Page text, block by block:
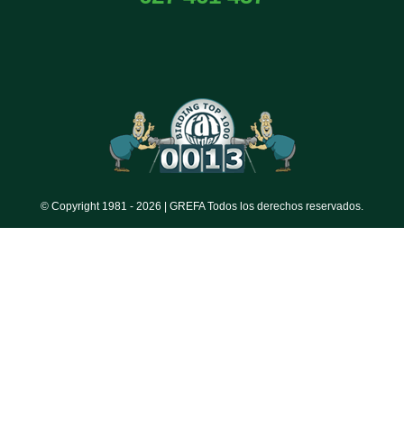
© Copyright 1981 - 2026 | GREFA Todos los derechos reservados.